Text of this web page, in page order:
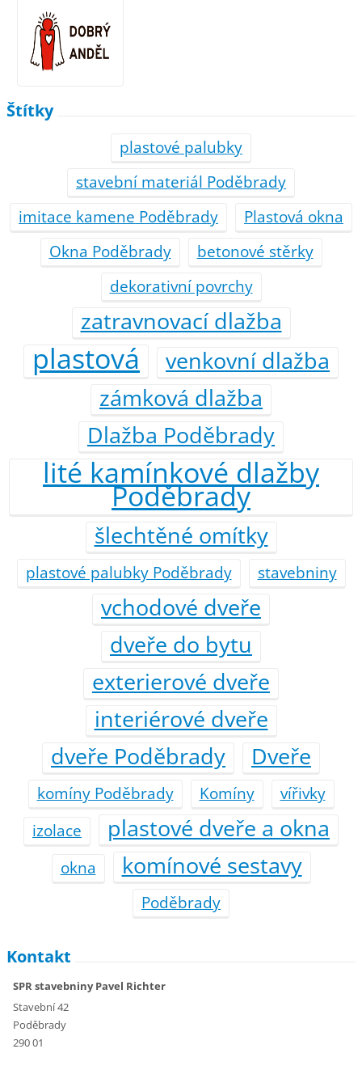
Štítky
plastové palubky
stavební materiál Poděbrady
imitace kamene Poděbrady
Plastová okna
Okna Poděbrady
betonové stěrky
dekorativní povrchy
zatravnovací dlažba
plastová
venkovní dlažba
zámková dlažba
Dlažba Poděbrady
lité kamínkové dlažby
Poděbrady
šlechtěné omítky
plastové palubky Poděbrady stavebniny
vchodové dveře
dveře do bytu
exterierové dveře
interiérové dveře
dveře Poděbrady
Dveře
komíny Poděbrady Komíny
vířivky
izolace
plastové dveře a okna
okna komínové sestavy
Poděbrady
Kontakt
SPR stavebniny Pavel Richter
Stavební 42
Poděbrady
290 01